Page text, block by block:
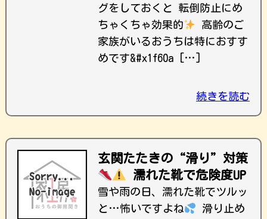
グをしておくと 転倒防止にめ
ちゃくちゃ効果的
高齢のご
家族がいるおうちは特におすす
めです&#x1f60a […]
続きを読む
玄関たたきの“滑り”対策
濡れた靴で危険度UP
雪や雨の日、濡れた靴でツルッ
と…怖いですよね
滑り止め